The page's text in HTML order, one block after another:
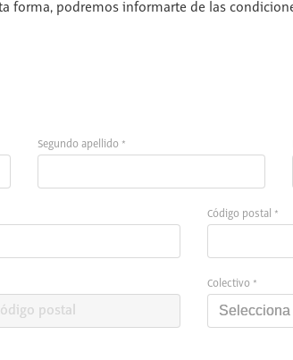
forma, podremos informarte de las
Segundo apellido *
Código postal *
Colectivo *